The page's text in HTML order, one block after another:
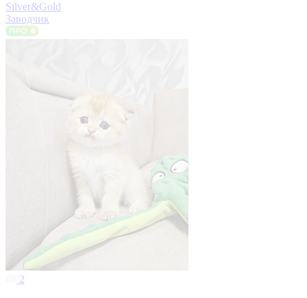
Silver&Gold
Заводчик
2